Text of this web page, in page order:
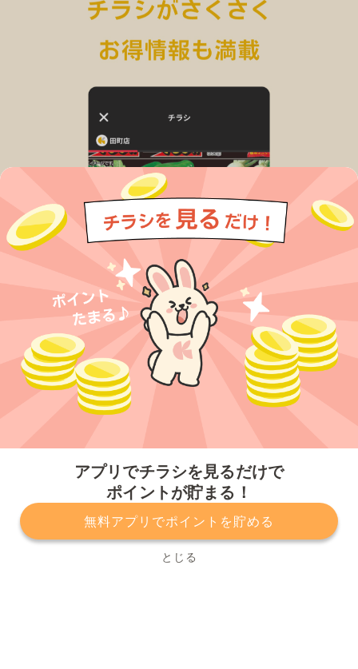
アプリでチラシを見るだけで
ポイントが貯まる！
無料アプリでポイントを貯める
とじる
プライバシーポリシー 利用規約
運営会社
サービスに関してのお問い合わせ